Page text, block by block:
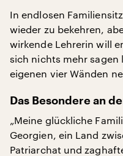
In endlosen
wieder zu bekehren,
wirkende Lehrerin will
sich nichts mehr sagen
eigenen vier Wänden
Das Besondere an
„Meine glückliche
Georgien, ein Land
Patriarchat und